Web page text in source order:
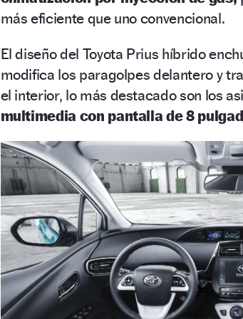
más eficiente que uno convencional.
El diseño del Toyota Prius híbrido
modifica los paragolpes delantero y
el interior, lo más destacado son los
multimedia con pantalla de 8